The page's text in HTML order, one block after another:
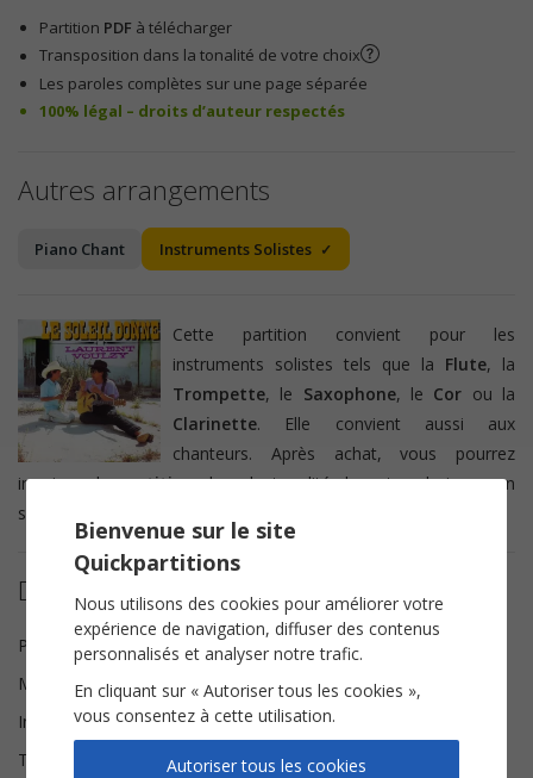
Partition PDF à télécharger
Transposition dans la tonalité de votre choix
Les paroles complètes sur une page séparée
100% légal – droits d’auteur respectés
Autres arrangements
Piano Chant Instruments Solistes
Cette partition convient pour les
instruments solistes tels que la Flute, la
Trompette, le Saxophone, le Cor ou la
Clarinette. Elle convient aussi aux
chanteurs. Après achat, vous pourrez
imprimer lapartitiondans la tonalité de votre choix ou en
sélectionant directement votre
Détails de la partition
Paroles
Alain Souchon
Musique
Laurent Voulzy
Instrumentation
Instruments Solistes
Tonalité
Ré majeur
Bienvenue sur le site
Quickpartitions
Nous utilisons des cookies pour améliorer votre
expérience de navigation, diffuser des contenus
personnalisés et analyser notre trafic.
En cliquant sur « Autoriser tous les cookies »,
vous consentez à cette utilisation.
Autoriser tous les cookies